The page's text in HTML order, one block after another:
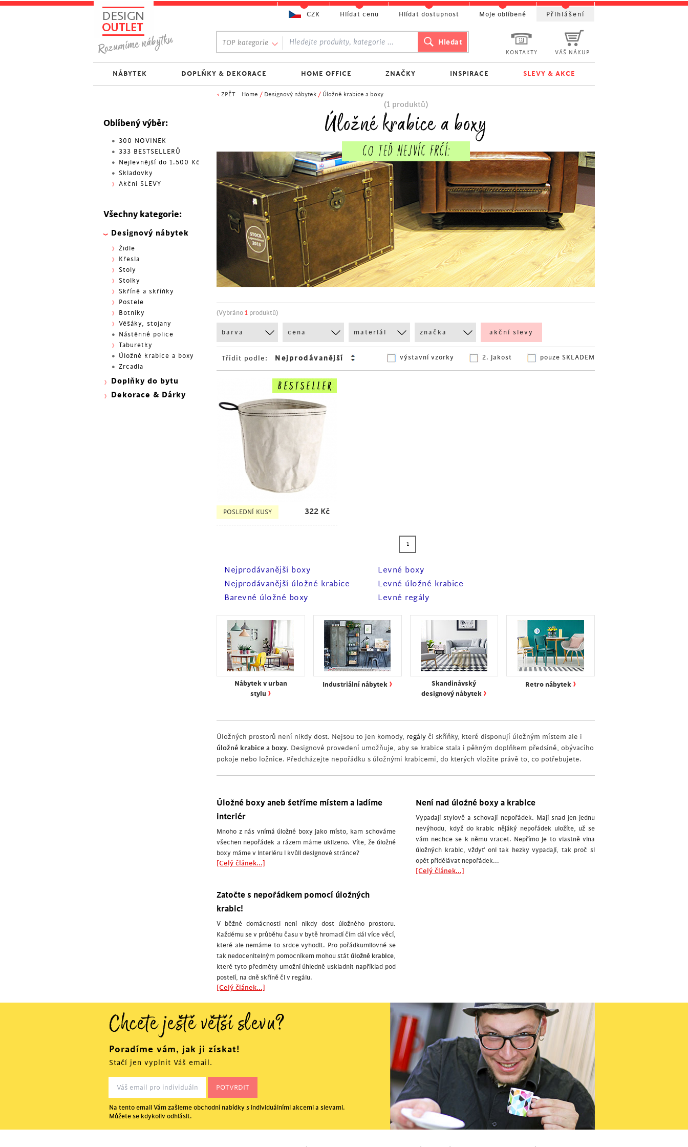
< ZPĚT Home / Designový nábytek / Úložné krabice a boxy
(1 produktů)
Úložné krabice a boxy
Co TEĎ NEJVÍC FRČÍ:
(Vybráno 1 produktů)
barva cena materiál značka akční slevy
Třídit podle: pouze SKLADEM
2. jakost
výstavní vzorky
POSLEDNÍ KUSY 322 Kč
1
Nejprodávanější boxy
Levné boxy
Nejprodávanější úložné krabice
Levné úložné krabice
Barevné úložné boxy
Levné regály
Nábytek v urban
stylu ›
Industriální nábytek ›
Skandinávský
designový nábytek ›
Retro nábytek ›
Úložných prostorů není nikdy dost. Nejsou to jen komody, regály či skříňky, které disponují úložným místem ale i
úložné krabice a boxy. Designové provedení umožňuje, aby se krabice stala i pěkným doplňkem předsíně, obývacího
pokoje nebo ložnice. Předcházejte nepořádku s úložnými krabicemi, do kterých vložíte právě to, co potřebujete.
Úložné boxy aneb šetříme místem a ladíme
interiér
Mnoho z nás vnímá úložné boxy jako místo, kam schováme
všechen nepořádek a rázem máme uklizeno. Víte, že úložné
boxy máme v interiéru i kvůli designové stránce?
[Celý článek...]
Zatočte s nepořádkem pomocí úložných
krabic!
V běžné domácnosti není nikdy dost úložného prostoru.
Každému se v průběhu času v bytě hromadí čím dál více věcí,
které ale nemáme to srdce vyhodit. Pro pořádkumilovné se
tak nedocenitelným pomocníkem mohou stát úložné krabice
které tyto předměty umožní úhledně uskladnit například pod
postelí, na dně skříně či v regálu.
[Celý článek...]
Není nad úložné boxy a krabice
Vypadají stylově a schovají nepořádek. Mají snad jen jednu
nevýhodu, když do krabic nějáký nepořádek uložíte, už se
vám nechce se k němu vracet. Nepřímo je to vlastně vina
úložných krabic, vždyť oni tak hezky vypadají, tak proč si
opět přidělávat nepořádek...
[Celý článek...]
Oblíbený výběr:
300 NOVINEK
333 BESTSELLERŮ
Nejlevnější do 1.500 Kč
Skladovky
Akční SLEVY
Všechny kategorie:
Designový nábytek
Židle
Křesla
Stoly
Stolky
Skříně a skříňky
Postele
Botníky
Věšáky, stojany
Nástěnné police
Taburetky
Úložné krabice a boxy
Zrcadla
Doplňky do bytu
Dekorace & Dárky
KONTAKTY VÁŠ NÁKUP
TOP kategorie
NÁBYTEK DOPLŇKY & DEKORACE HOME OFFICE ZNAČKY INSPIRACE SLEVY & AKCE
CZK Hlídat cenu Hlídat dostupnost Moje oblíbené Přihlášení
Chcete ještě větší slevu?
Poradíme vám, jak ji získat!
Stačí jen vyplnit Váš email.
Na tento email Vám zašleme obchodní nabídky s individuálními akcemi a slevami.
Můžete se kdykoliv odhlásit.